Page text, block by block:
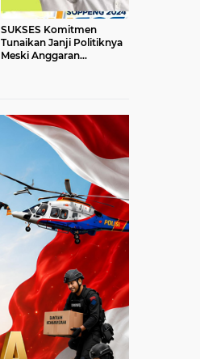
SUKSES Komitmen
Tunaikan Janji Politiknya
Meski Anggaran